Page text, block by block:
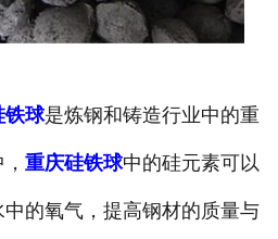
铁球是炼钢和铸造行业中的重
重庆硅铁球中的硅元素可以
的氧气，提高钢材的质量与